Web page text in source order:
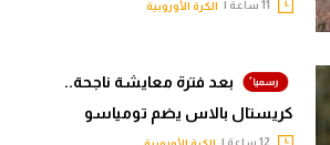
الكرة الأوروبية
بعد فترة معايشة ناجحة..
كريستال بالاس يضم تومياسو